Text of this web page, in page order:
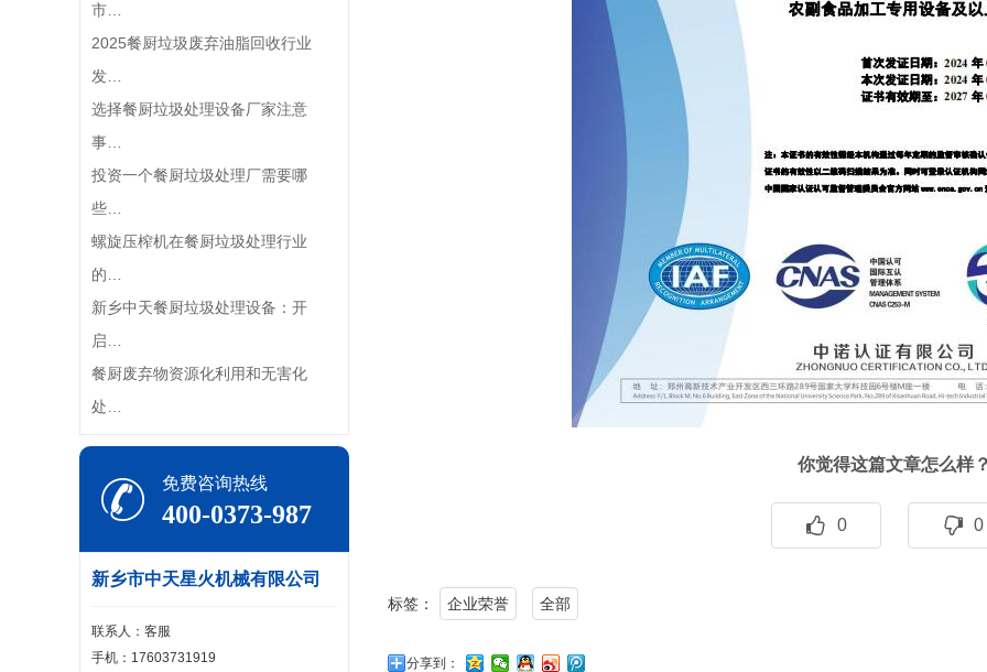
市…
2025餐厨垃圾废弃油脂回收行业
发…
选择餐厨垃圾处理设备厂家注意
事…
投资一个餐厨垃圾处理厂需要哪
些…
螺旋压榨机在餐厨垃圾处理行业
的…
新乡中天餐厨垃圾处理设备：开
启…
餐厨废弃物资源化利用和无害化
处…
免费咨询热线
400-0373-987
新乡市中天星火机械有限公司
联系人：客服
手机：17603731919
你觉得这篇文章怎么样？
0 0
标签： 企业荣誉 全部
分享到：